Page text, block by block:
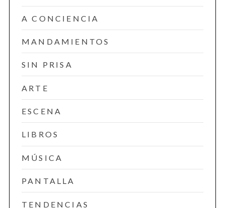
A CONCIENCIA
MANDAMIENTOS
SIN PRISA
ARTE
ESCENA
LIBROS
MÚSICA
PANTALLA
TENDENCIAS